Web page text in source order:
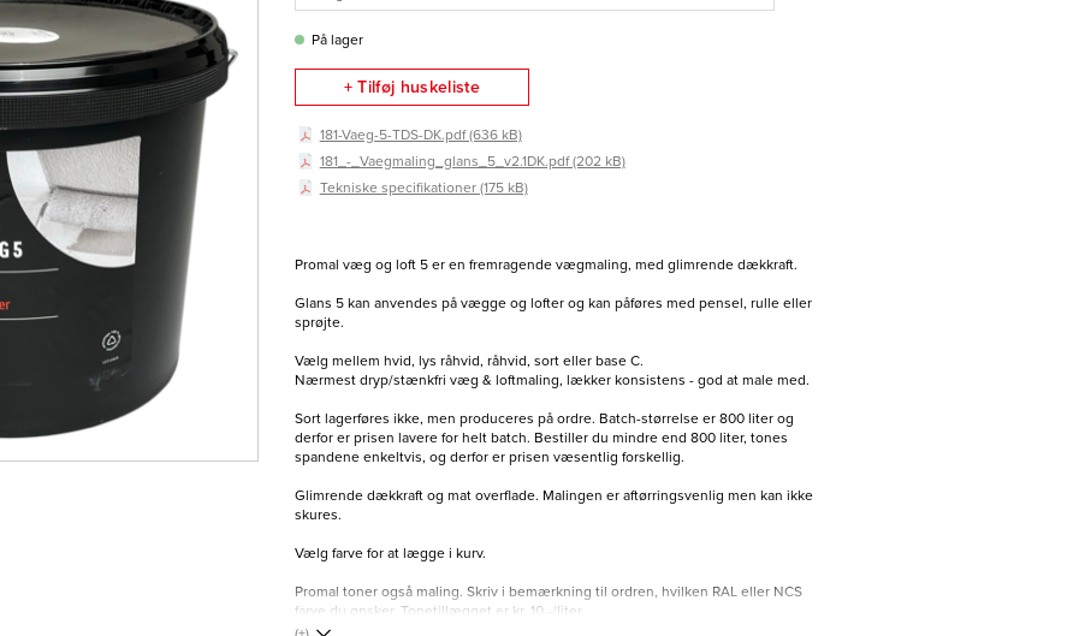
På lager
+ Tilføj huskeliste
181-Vaeg-5-TDS-DK.pdf (636 kB)
181_-_Vaegmaling_glans_5_v2.1DK.pdf (202 kB)
Tekniske specifikationer (175 kB)
Promal væg og loft 5 er en fremragende vægmaling, med glimrende dækkraft.
Glans 5 kan anvendes på vægge og lofter og kan påføres med pensel, rulle eller
sprøjte.
Vælg mellem hvid, lys råhvid, råhvid, sort eller base C.
Nærmest dryp/stænkfri væg & loftmaling, lækker konsistens - god at male med.
Sort lagerføres ikke, men produceres på ordre. Batch-størrelse er 800 liter og
derfor er prisen lavere for helt batch. Bestiller du mindre end 800 liter, tones
spandene enkeltvis, og derfor er prisen væsentlig forskellig.
Glimrende dækkraft og mat overflade. Malingen er aftørringsvenlig men kan ikke
skures.
Vælg farve for at lægge i kurv.
Promal toner også maling. Skriv i bemærkning til ordren, hvilken RAL eller NCS
farve du ønsker. Tonetillægget er kr. 10,-/liter.